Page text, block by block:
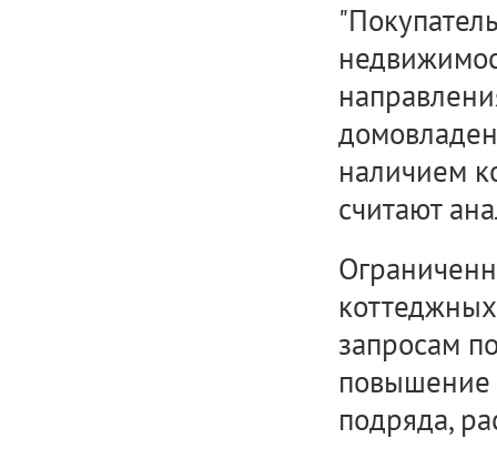
наличием
считают
запросам
повышение
подряда,